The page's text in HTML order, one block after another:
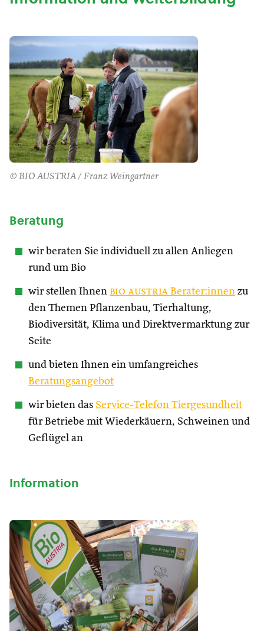
© BIO AUSTRIA / Franz Weingartner
Beratung
wir beraten Sie individuell zu allen Anliegen
rund um Bio
wir stellen Ihnen bio austria Berater:innen zu
den Themen Pflanzenbau, Tierhaltung,
Biodiversität, Klima und Direktvermarktung zur
Seite
und bieten Ihnen ein umfangreiches
Beratungsangebot
wir bieten das Service-Telefon Tiergesundheit
für Betriebe mit Wiederkäuern, Schweinen und
Geflügel an
Information